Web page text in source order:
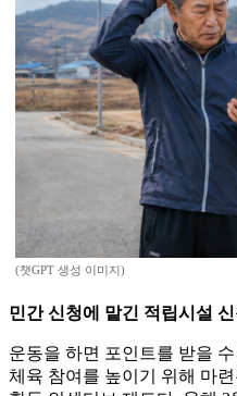
(챗GPT 생성 이미지)
민간 신청에 맡긴 적립시설
운동을 하면 포인트를 받을
체육 참여를 높이기 위해 마